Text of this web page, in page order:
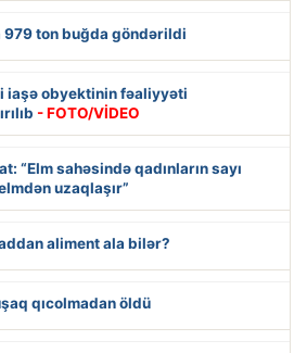
979 ton buğda göndərildi
iaşə obyektinin fəaliyyəti
- FOTO/VİDEO
“Elm sahəsində qadınların sayı
uzaqlaşır”
aliment ala bilər?
qıcolmadan öldü